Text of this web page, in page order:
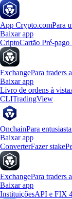
App Crypto.comPara
Baixar app
CriptoCartão Pré-pago
ExchangePara traders
Baixar app
Livro de ordens à vista
CLITradingView
OnchainPara
Baixar app
ConverterFazer stake
ExchangePara traders
Baixar app
InstituiçõesAPI e FIX